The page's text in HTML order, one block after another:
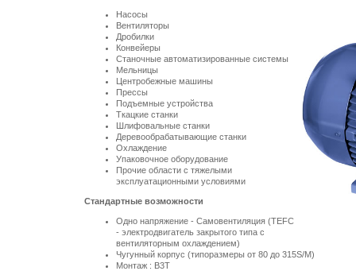
Насосы
Вентиляторы
Дробилки
Конвейеры
Станочные автоматизированные системы
Мельницы
Центробежные машины
Прессы
Подъемные устройства
Ткацкие станки
Шлифовальные станки
Деревообрабатывающие станки
Охлаждение
Упаковочное оборудование
Прочие области с тяжелыми
эксплуатационными условиями
Стандартные возможности
Одно напряжение - Самовентиляция (TEFC
- электродвигатель закрытого типа с
вентиляторным охлаждением)
Чугунный корпус (типоразмеры от 80 до 315S/M)
Монтаж : B3T